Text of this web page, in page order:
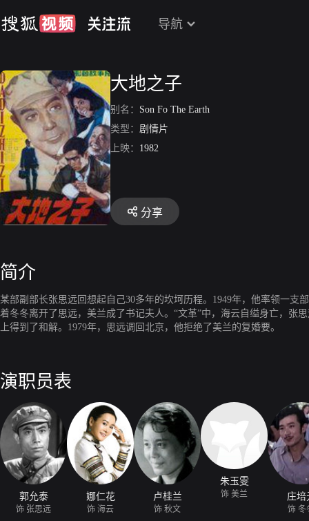
导航
大地之子
别名： Son Fo The Earth
类型： 剧情片
上映： 1982
分享
简介
某部副部长张思远回想起自己30多年的坎坷历程。1949年，他率领一
着冬冬离开了思远，美兰成了书记夫人。“文革”中，海云自缢身亡，张
上得到了和解。1979年，思远调回北京，他拒绝了美兰的复婚要。
演职员表
郭允泰
饰 张思远
娜仁花
饰 海云
卢桂兰
饰 秋文
朱玉雯
饰 美兰 庄培
饰 冬